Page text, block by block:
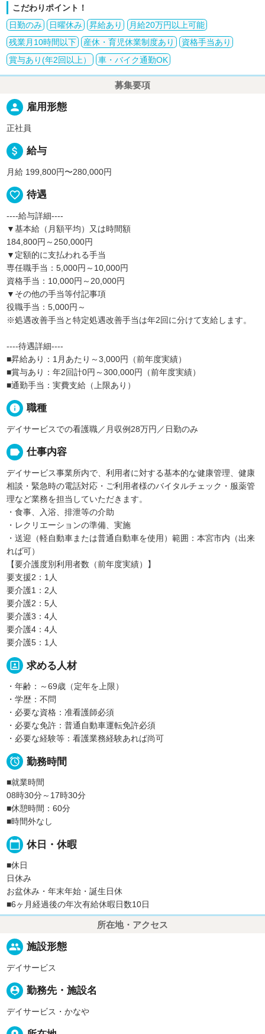
こだわりポイント！
日勤のみ
日曜休み 昇給あり
月給20万円以上可能
残業月10時間以下
産休・育児休業制度あり
資格手当あり
賞与あり(年2回以上）
車・バイク通勤OK
募集要項
person 雇用形態
正社員
attach_money 給与
月給 199,800円〜280,000円
favorite_border 待遇
----給与詳細----
▼基本給（月額平均）又は時間額
184,800円～250,000円
▼定額的に支払われる手当
専任職手当：5,000円～10,000円
資格手当：10,000円～20,000円
▼その他の手当等付記事項
役職手当：5,000円～
※処遇改善手当と特定処遇改善手当は年2回に分けて支給します。
----待遇詳細----
■昇給あり：1月あたり～3,000円（前年度実績）
■賞与あり：年2回計0円～300,000円（前年度実績）
■通勤手当：実費支給（上限あり）
info 職種
デイサービスでの看護職／月収例28万円／日勤のみ
label 仕事内容
デイサービス事業所内で、利用者に対する基本的な健康管理、健康
相談・緊急時の電話対応・ご利用者様のバイタルチェック・服薬管
理など業務を担当していただきます。
・食事、入浴、排泄等の介助
・レクリエーションの準備、実施
・送迎（軽自動車または普通自動車を使用）範囲：本宮市内（出来
れば可）
【要介護度別利用者数（前年度実績）】
要支援2：1人
要介護1：2人
要介護2：5人
要介護3：4人
要介護4：4人
要介護5：1人
portrait 求める人材
・年齢：～69歳（定年を上限）
・学歴：不問
・必要な資格：准看護師必須
・必要な免許：普通自動車運転免許必須
・必要な経験等：看護業務経験あれば尚可
 勤務時間
■就業時間
08時30分～17時30分
■休憩時間：60分
■時間外なし
calendar_today 休日・休暇
■休日
日休み
お盆休み・年末年始・誕生日休
■6ヶ月経過後の年次有給休暇日数10日
所在地・アクセス
people 施設形態
デイサービス
person_pin 勤務先・施設名
デイサービス・かなや